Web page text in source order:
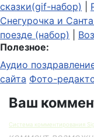
сказки(gif-набор)
Снегурочка и
поезде (набор)
Полезное:
Аудио
сайта Фото-
Ваш
Система комментирования